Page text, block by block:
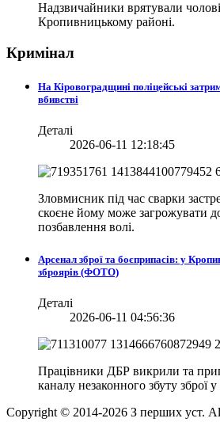
Надзвичайники врятували
Кропивницькому районі.
Кримінал
На Кіровоградщині поліцейські
вбивстві
Деталі
2026-06-11 12:18:45
Зловмисник під час сварки
скоєне йому може загрожувати
позбавлення волі.
Арсенал зброї та боєприпасів: у
зброярів (ФОТО)
Деталі
2026-06-11 04:56:36
Працівники ДБР викрили та
каналу незаконного збуту зброї
Copyright © 2014-2026 З перших уст.